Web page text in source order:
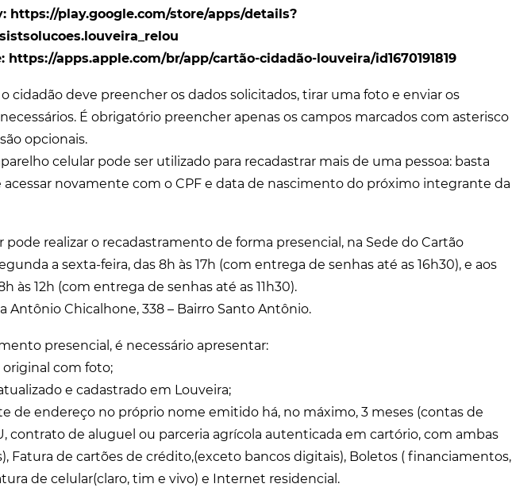
https://play.google.com/store/apps/details?
https://apps.apple.com/br/app/cartão-cidadão-louveira/id1670191819
cidadão deve preencher os dados solicitados, tirar uma foto e enviar os
É obrigatório preencher apenas os campos marcados com asterisco
opcionais.
celular pode ser utilizado para recadastrar mais de uma pessoa: basta
acessar novamente com o CPF e data de nascimento do próximo integrante da
pode realizar o recadastramento de forma presencial, na Sede do Cartão
a sexta-feira, das 8h às 17h (com entrega de senhas até as 16h30), e aos
às 12h (com entrega de senhas até as 11h30).
Antônio Chicalhone, 338 – Bairro Santo Antônio.
presencial, é necessário apresentar:
com foto;
e cadastrado em Louveira;
de endereço no próprio nome emitido há, no máximo, 3 meses (contas de
contrato de aluguel ou parceria agrícola autenticada em cartório, com ambas
Fatura de cartões de crédito,(exceto bancos digitais), Boletos ( financiamentos,
de celular(claro, tim e vivo) e Internet residencial.